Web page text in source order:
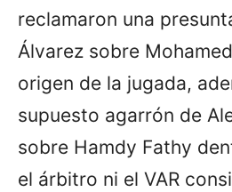
reclamaron una
Álvarez sobre
origen de la jugada,
supuesto agarrón de
sobre Hamdy Fathy
el árbitro ni el VAR